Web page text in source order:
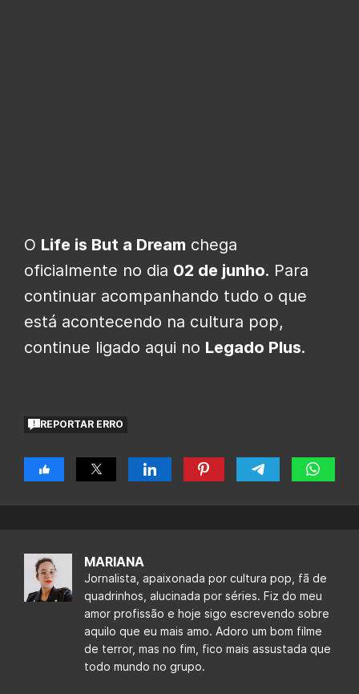
O Life is But a Dream chega
oficialmente no dia 02 de junho. Para
continuar acompanhando tudo o que
está acontecendo na cultura pop,
continue ligado aqui no Legado Plus.
REPORTAR ERRO
MARIANA
Jornalista, apaixonada por cultura pop, fã de
quadrinhos, alucinada por séries. Fiz do meu
amor profissão e hoje sigo escrevendo sobre
aquilo que eu mais amo. Adoro um bom filme
de terror, mas no fim, fico mais assustada que
todo mundo no grupo.